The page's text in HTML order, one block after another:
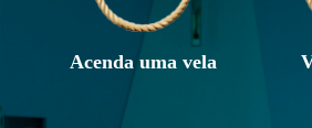
Acenda uma vela